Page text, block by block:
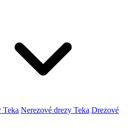
Teka Nerezové drezy Teka Drezové